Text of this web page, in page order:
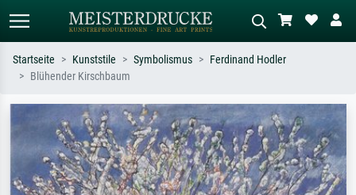
Suchen Sie nach Künstlern, Werktiteln
oder Stilen – z.B. Monet,
Sternennacht, Impressionismus, Welle
Hokusai, Akt.
Beschreiben Sie die Szene – z.B. Grüne
Wiese, Abstrakt mit viel Rot, Dunkles
Ölgemälde, Stehender Akt neben einem
Baum.
Startseite Kunststile Symbolismus
Ferdinand Hodler
Blühender Kirschbaum